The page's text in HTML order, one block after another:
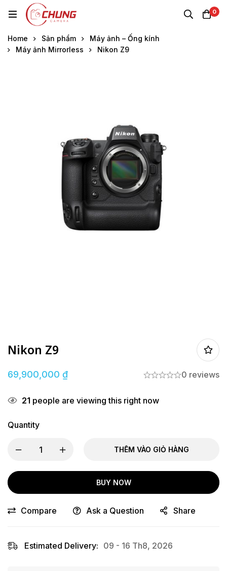
0
Home Sản phẩm
Máy ảnh – Ống kính
Máy ảnh Mirrorless
Nikon Z9
Nikon Z9
69,900,000 ₫ 0 reviews
21 people are viewing this right now
Quantity
THÊM VÀO GIỎ HÀNG
BUY NOW
Compare Ask a Question Share
Estimated Delivery: 09 - 16 Th8, 2026